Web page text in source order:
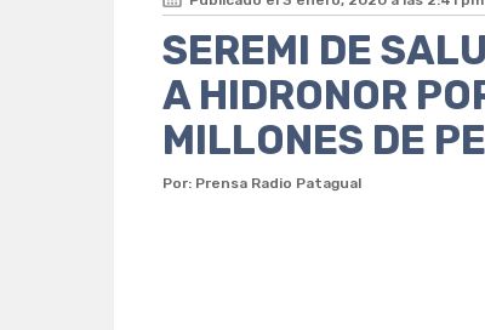
SEREMI DE
A HIDRONOR
MILLONES DE
Por: Prensa Radio Patagual